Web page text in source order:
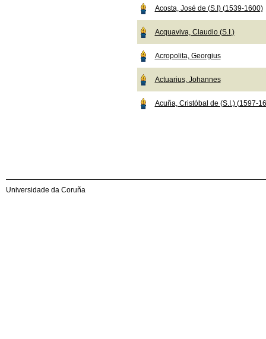
Acosta, José de (S.I) (1539-1600)
Acquaviva, Claudio (S.I.)
Acropolita, Georgius
Actuarius, Johannes
Acuña, Cristóbal de (S.I.) (1597-
Universidade da Coruña